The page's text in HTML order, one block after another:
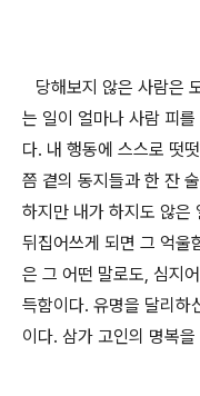
당해보지 않은 사람은
는 일이 얼마나 사람 피를
다. 내 행동에 스스로 떳
쯤 곁의 동지들과 한 잔
하지만 내가 하지도 않은
뒤집어쓰게 되면 그 억울
은 그 어떤 말로도, 심지
득함이다. 유명을 달리하
이다. 삼가 고인의 명복을